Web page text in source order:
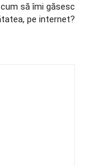
să îmi găsesc
pe internet?